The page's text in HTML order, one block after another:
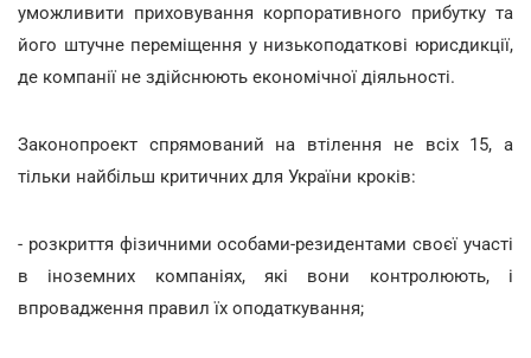
уможливити приховування корпоративного прибутку та
його штучне переміщення у низькоподаткові юрисдикції,
де компанії не здійснюють економічної діяльності.
Законопроект спрямований на втілення не всіх 15, а
тільки найбільш критичних для України кроків:
- розкриття фізичними особами-резидентами своєї участі
в іноземних компаніях, які вони контролюють, і
впровадження правил їх оподаткування;